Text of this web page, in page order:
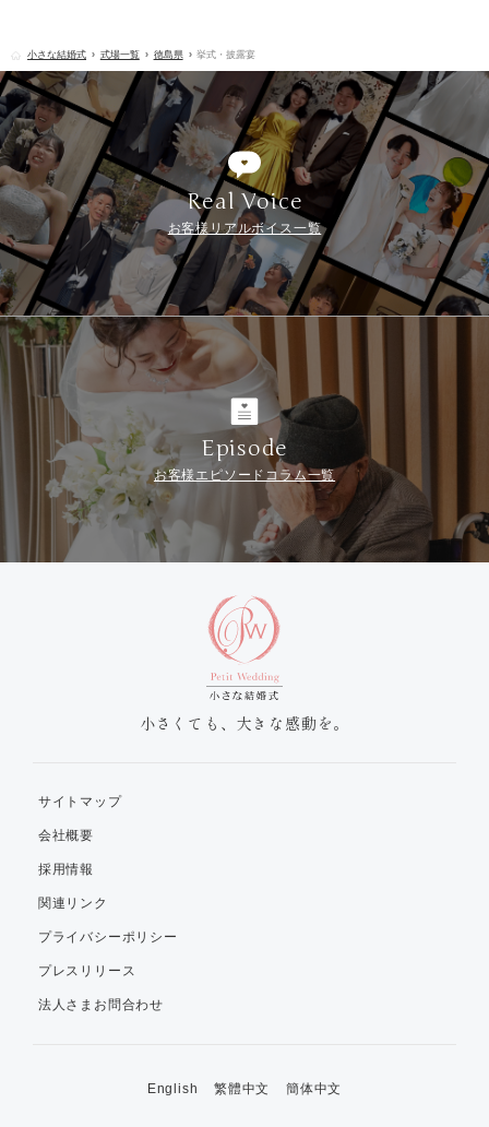
小さな結婚式 式場一覧 徳島県 挙式・披露宴
Real Voice
お客様リアルボイス一覧
Episode
お客様エピソードコラム一覧
小さくても、大きな感動を。
サイトマップ
会社概要
採用情報
関連リンク
プライバシーポリシー
プレスリリース
法人さまお問合わせ
English 繁體中文 簡体中文